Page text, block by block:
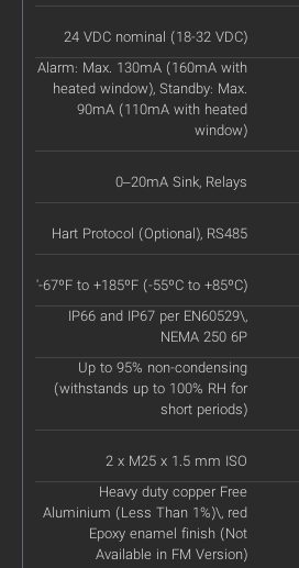
24 VDC nominal (18-32 VDC)
Alarm: Max. 130mA (160mA with
heated window), Standby: Max.
90mA (110mA with heated
window)
0–20mA Sink, Relays
Hart Protocol (Optional), RS485
'-67ºF to +185ºF (-55ºC to +85ºC)
IP66 and IP67 per EN60529\,
NEMA 250 6P
Up to 95% non-condensing
(withstands up to 100% RH for
short periods)
2 x M25 x 1.5 mm ISO
Heavy duty copper Free
Aluminium (Less Than 1%)\, red
Epoxy enamel finish (Not
Available in FM Version)